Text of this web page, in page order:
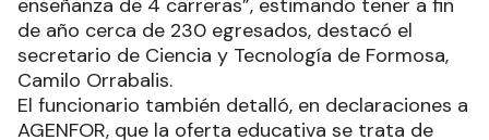
enseñanza de 4 carreras”, estimando tener a fin
de año cerca de 230 egresados, destacó el
secretario de Ciencia y Tecnología de Formosa,
Camilo Orrabalis.
El funcionario también detalló, en declaraciones a
AGENFOR, que la oferta educativa se trata de